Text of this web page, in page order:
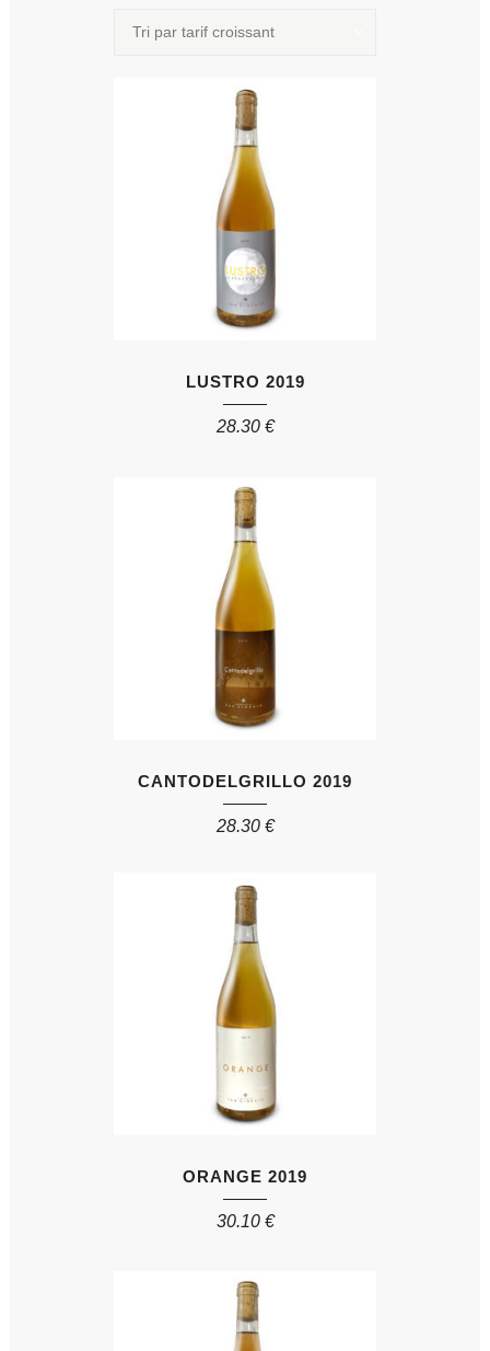
Tri par tarif croissant
LUSTRO 2019
28.30 €
CANTODELGRILLO 2019
28.30 €
ORANGE 2019
30.10 €